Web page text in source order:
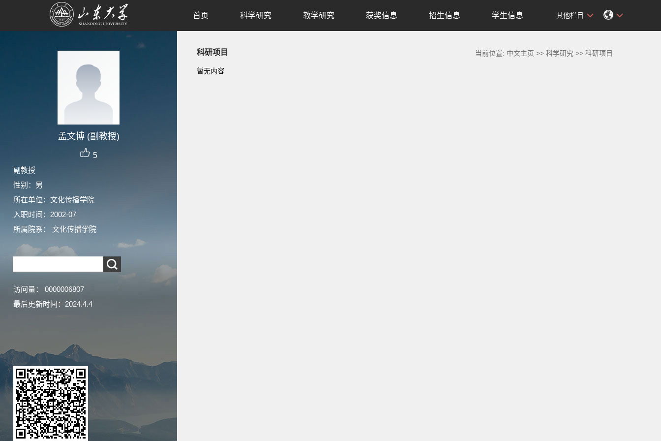
孟文博 (副教授)
5
副教授
性别：男
所在单位：文化传播学院
入职时间：2002-07
所属院系： 文化传播学院
访问量： 0000006807
最后更新时间： 2024.4.4
首页 科学研究 教学研究 获奖信息 招生信息 学生信息 其他栏目
科研项目 当前位置: 中文主页 >>科学研究 >>科研项目
暂无内容